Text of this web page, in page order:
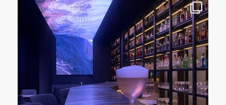
lesclefsdorrussia